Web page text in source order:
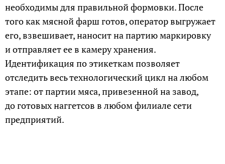
необходимы для правильной формовки. После
того как мясной фарш готов, оператор выгружает
его, взвешивает, наносит на партию маркировку
и отправляет ее в камеру хранения.
Идентификация по этикеткам позволяет
отследить весь технологический цикл на любом
этапе: от партии мяса, привезенной на завод,
до готовых наггетсов в любом филиале сети
предприятий.